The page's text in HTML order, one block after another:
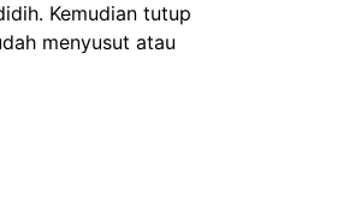
Kemudian tutup
menyusut atau